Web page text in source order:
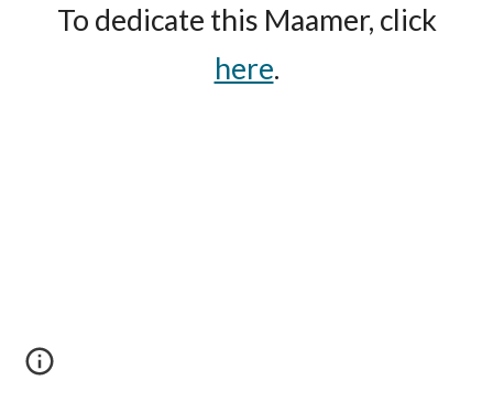
To dedicate this Maamer, click
here.